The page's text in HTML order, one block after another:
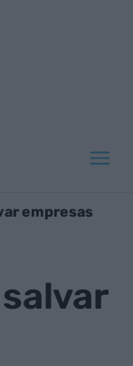
empresas